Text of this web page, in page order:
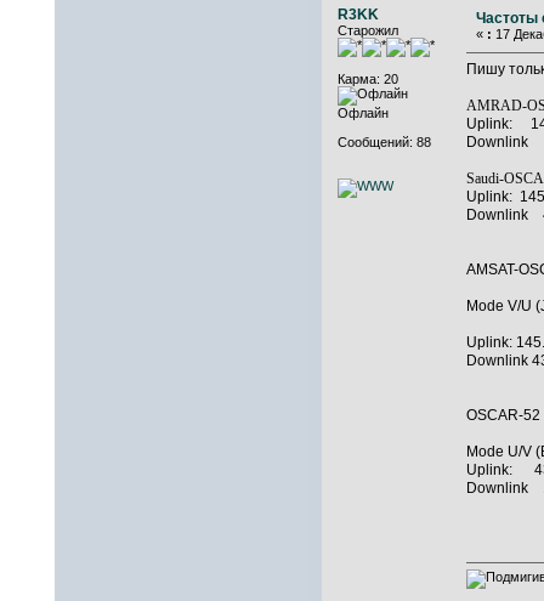
R3KK
Старожил
Карма: 20
Офлайн
Сообщений: 88
Частоты
« : 17
Пишу
AMRAD-
Uplink:
Saudi-
Uplink:
Downlink
AMSAT-
Mode V/U
Uplink:
Downlink
OSCAR-
Mode U/V
Uplink: